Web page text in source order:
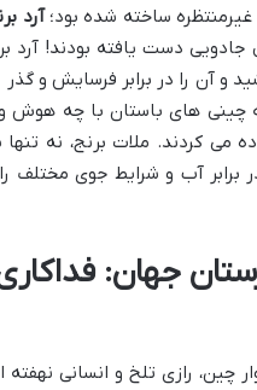
ساخته شده بود؛آرد
جادویی دست یافته بودند!
و آن را در برابر فرسایش و
چینی های باستان با چه هوش و
می کردند. ملات برنج، نه
آب و شرایط جوی مختلف
جهان:
رازی تلخ و انسانی نهفته